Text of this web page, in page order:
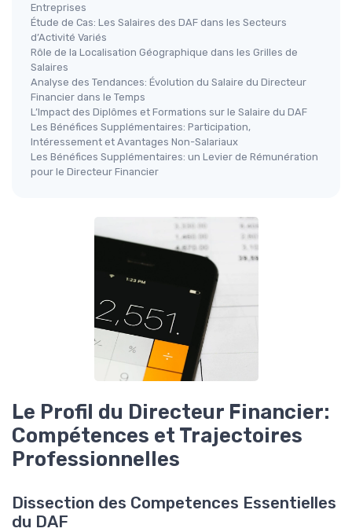
Entreprises
Étude de Cas: Les Salaires des DAF dans les Secteurs
d’Activité Variés
Rôle de la Localisation Géographique dans les Grilles de
Salaires
Analyse des Tendances: Évolution du Salaire du Directeur
Financier dans le Temps
L’Impact des Diplômes et Formations sur le Salaire du DAF
Les Bénéfices Supplémentaires: Participation,
Intéressement et Avantages Non-Salariaux
Les Bénéfices Supplémentaires: un Levier de Rémunération
pour le Directeur Financier
Le Profil du Directeur Financier:
Compétences et Trajectoires
Professionnelles
Dissection des Competences Essentielles
du DAF